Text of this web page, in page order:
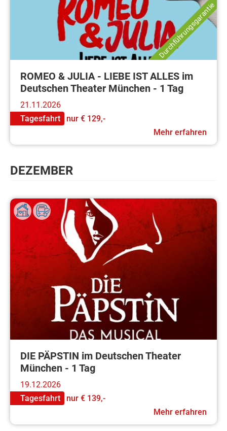
Durchführungsgarantie
ROMEO & JULIA - LIEBE IST ALLES im
Deutschen Theater München - 1 Tag
21.11.2026
Tagesfahrt
nur € 129,-
Mehr erfahren
DEZEMBER
DIE PÄPSTIN im Deutschen Theater
München - 1 Tag
19.12.2026
Tagesfahrt
nur € 139,-
Mehr erfahren